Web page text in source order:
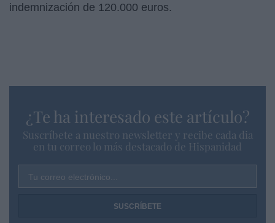
indemnización de 120.000 euros.
¿Te ha interesado este artículo?
Suscríbete a nuestro newsletter y recibe cada dia
en tu correo lo más destacado de Hispanidad
Tu correo electrónico...